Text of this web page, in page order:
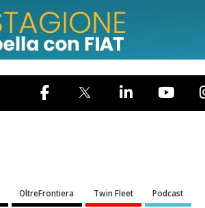
OltreFrontiera Twin Fleet Podcast